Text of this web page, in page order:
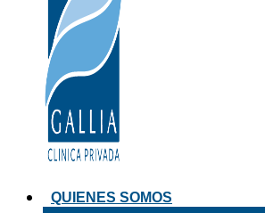
QUIENES SOMOS